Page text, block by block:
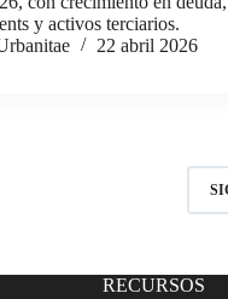
y activos terciarios.
22 abril 2026
RECURSOS